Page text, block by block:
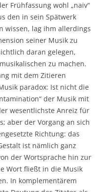
Frühfassung wohl „naiv“
den in sein Spätwerk
wissen, lag ihm allerdings
seiner Musik zu
daran gelegen,
zu machen.
mit dem Zitieren
paradox: Ist nicht die
der Musik mit
wesentlichste Anreiz für
aber der Vorgang an sich
Richtung: das
ist nämlich ganz
der Wortsprache hin zur
Wort fließt in die Musik
In komplementärem